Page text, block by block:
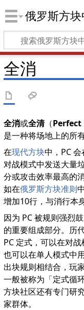
俄罗斯方
全消
全消或全清（Perfect
是一种将场地上的所
在现代方块中，PC
对战模式中发送大量
分或攻击效率最高的
如在俄罗斯方块准则
增加10行，与消行本
因为 PC 被规则强烈
的重要组成部分。历
PC 定式，可以在对
也可以在单人模式中
出块规则相结合，玩
一般被称为「定式循
方块社区还有专门研
家群体。